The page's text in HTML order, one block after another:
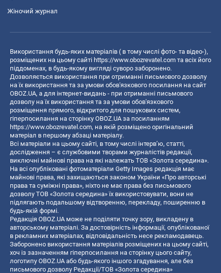
Жіночий журнал
Використання будь-яких матеріалів ( в тому числі фото- та відео-),
розміщених на цьому сайті https://www.obozrevatel.com та всіх його
піддоменах, в будь-якому вигляді суворо заборонено.
Дозволяється використання при отриманні письмового дозволу
на їх використання та за умови обов'язкового посилання на сайт
OBOZ.UA, а для інтернет-видань - при отриманні письмового
дозволу на їх використання та за умови обов'язкового
розміщення прямого, відкритого для пошукових систем,
гіперпосилання на сторінку OBOZ.UA за посиланням
https://www.obozrevatel.com, на якій розміщено оригінальний
матеріал в першому абзаці матеріалу.
Всі матеріали на цьому сайті, в тому числі інтерв’ю, статті,
дослідження – є службовими творами журналістів редакції,
виключні майнові права на які належать ТОВ «Золота середина».
На всі опубліковані фотоматеріали Getty Images редакція має
майнові права, які захищаються законом України «Про авторські
права та суміжні права», ніхто не має права без письмового
дозволу ТОВ «Золота середина» їх використовувати, вони не
підлягають подальшому відтворенню, перекладу, поширенню в
будь-якій формі.
Редакція OBOZ.UA може не поділяти точку зору, викладену в
авторському матеріалі. За достовірність інформації, опублікованої
в рекламних матеріалах, відповідальність несе рекламодавець.
Заборонено використання матеріалів розміщених на цьому сайті,
хоч із зазначенням гіперпосилання на сторінку цього сайту,
логотипу OBOZ.UA або будь-якого іншого згадування, але без
письмового дозволу Редакції/ТОВ «Золота середина»